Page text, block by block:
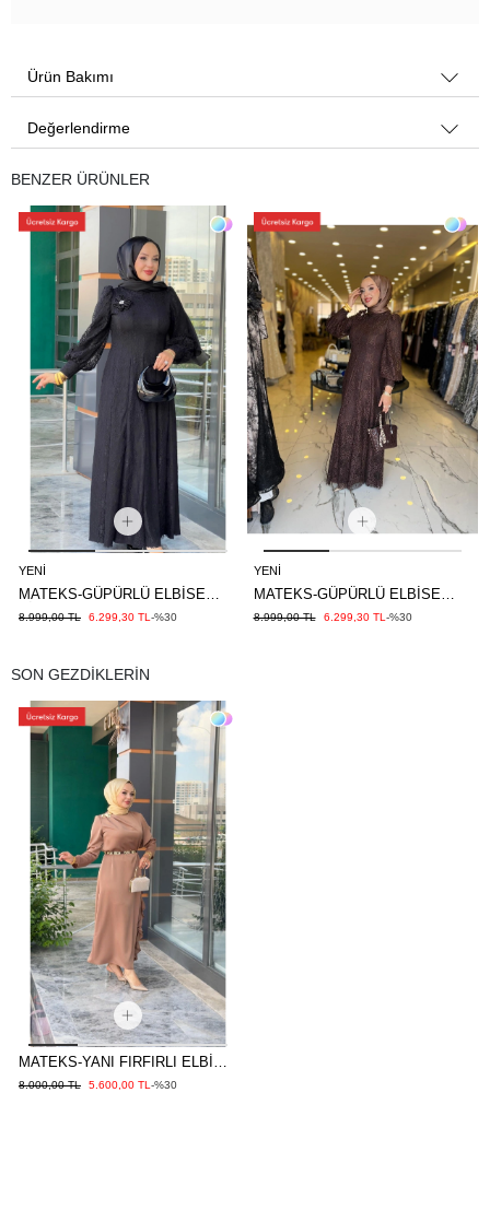
Ürün Bakımı
Değerlendirme
BENZER ÜRÜNLER
YENI
MATEKS-GÜPÜRLÜ ELBİSE
SİYAH
8.999,00 TL 6.299,30 TL -%30
YENI
MATEKS-GÜPÜRLÜ ELBİSE
KAHVE
8.999,00 TL 6.299,30 TL -%30
SON GEZDİKLERİN
MATEKS-YANI FIRFIRLI ELBİSE
CAMEL
8.000,00 TL 5.600,00 TL -%30